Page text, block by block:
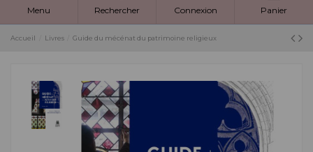
Menu Rechercher Connexion Panier
Accueil Livres Guide du mécénat du patrimoine religieux